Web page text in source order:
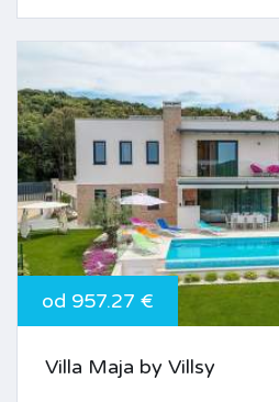
od 957.27 €
Villa Maja by Villsy